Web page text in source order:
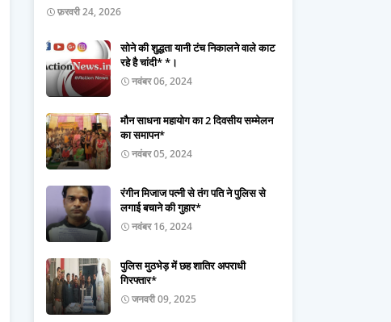
फ़रवरी 24, 2026
सोने की शुद्धता यानी टंच निकालने वाले काट
रहे है चांदी* *।
नवंबर 06, 2024
मौन साधना महायोग का 2 दिवसीय सम्मेलन
का समापन*
नवंबर 05, 2024
रंगीन मिजाज पत्नी से तंग पति ने पुलिस से
लगाई बचाने की गुहार*
नवंबर 16, 2024
पुलिस मुठभेड़ में छह शातिर अपराधी
गिरफ्तार*
जनवरी 09, 2025